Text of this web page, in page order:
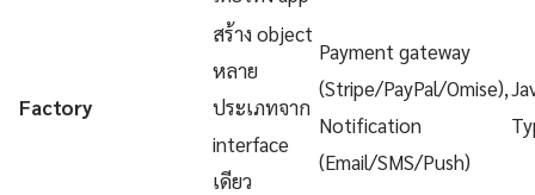
Factory
สร้าง object
หลาย
ประเภทจาก
interface
เดียว
Payment gateway
(Stripe/PayPal/Omise),
Notification
(Email/SMS/Push)